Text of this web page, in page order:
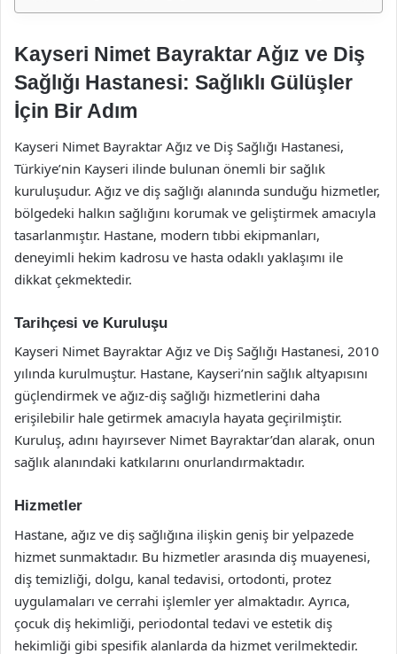
Kayseri Nimet Bayraktar Ağız ve Diş
Sağlığı Hastanesi: Sağlıklı Gülüşler
İçin Bir Adım
Kayseri Nimet Bayraktar Ağız ve Diş Sağlığı Hastanesi,
Türkiye’nin Kayseri ilinde bulunan önemli bir sağlık
kuruluşudur. Ağız ve diş sağlığı alanında sunduğu hizmetler,
bölgedeki halkın sağlığını korumak ve geliştirmek amacıyla
tasarlanmıştır. Hastane, modern tıbbi ekipmanları,
deneyimli hekim kadrosu ve hasta odaklı yaklaşımı ile
dikkat çekmektedir.
Tarihçesi ve Kuruluşu
Kayseri Nimet Bayraktar Ağız ve Diş Sağlığı Hastanesi, 2010
yılında kurulmuştur. Hastane, Kayseri’nin sağlık altyapısını
güçlendirmek ve ağız-diş sağlığı hizmetlerini daha
erişilebilir hale getirmek amacıyla hayata geçirilmiştir.
Kuruluş, adını hayırsever Nimet Bayraktar’dan alarak, onun
sağlık alanındaki katkılarını onurlandırmaktadır.
Hizmetler
Hastane, ağız ve diş sağlığına ilişkin geniş bir yelpazede
hizmet sunmaktadır. Bu hizmetler arasında diş muayenesi,
diş temizliği, dolgu, kanal tedavisi, ortodonti, protez
uygulamaları ve cerrahi işlemler yer almaktadır. Ayrıca,
çocuk diş hekimliği, periodontal tedavi ve estetik diş
hekimliği gibi spesifik alanlarda da hizmet verilmektedir.